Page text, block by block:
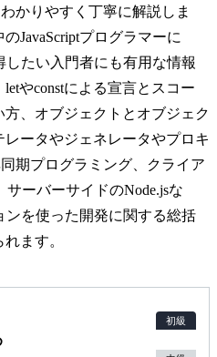
かりやすく丁寧に解説しま
JavaScriptプログラマーに
したい入門者にも有用な情報
やconstによる宣言とスコー
、オブジェクトとオブジェク
レータやジェネレータやプロキ
期プログラミング、クライア
ーバーサイドのNode.jsな
ンを使った開発に関する総括
ます。
初級